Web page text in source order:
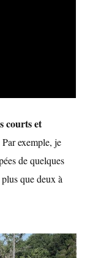
courts et
Par exemple, je
de quelques
que deux à